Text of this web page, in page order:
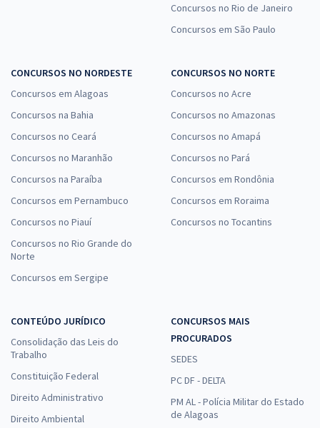
Concursos no Rio de Janeiro
Concursos em São Paulo
CONCURSOS NO NORDESTE
Concursos em Alagoas
Concursos na Bahia
Concursos no Ceará
Concursos no Maranhão
Concursos na Paraíba
Concursos em Pernambuco
Concursos no Piauí
Concursos no Rio Grande do
Norte
Concursos em Sergipe
CONCURSOS NO NORTE
Concursos no Acre
Concursos no Amazonas
Concursos no Amapá
Concursos no Pará
Concursos em Rondônia
Concursos em Roraima
Concursos no Tocantins
CONTEÚDO JURÍDICO
Consolidação das Leis do
Trabalho
Constituição Federal
Direito Administrativo
Direito Ambiental
CONCURSOS MAIS
PROCURADOS
SEDES
PC DF - DELTA
PM AL - Polícia Militar do Estado
de Alagoas